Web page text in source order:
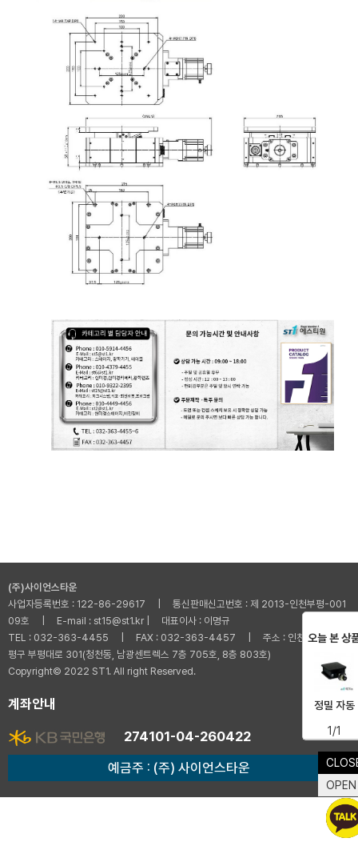
(주)사이언스타운
사업자등록번호 : 122-86-29617 | 통신판매신고번호 : 제 2013-인천부평-001
09호 | E-mail : st15@st1.kr | 대표이사 : 이명규
TEL : 032-363-4455 | FAX : 032-363-4457 | 주소 : 인천광역시 부
평구 부평대로 301(청천동, 남광센트렉스 7층 705호, 8층 803호)
Copyright© 2022 ST1. All right Reserved.
계좌안내
274101-04-260422
예금주 : (주) 사이언스타운
OPEN
오늘 본 상
정밀 자동
1/1